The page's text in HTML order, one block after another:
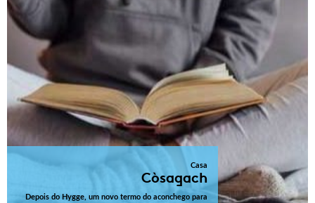
Casa
Còsagach
Depois do Hygge, um novo termo do aconchego para